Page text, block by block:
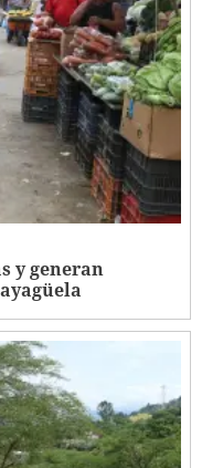
y generan